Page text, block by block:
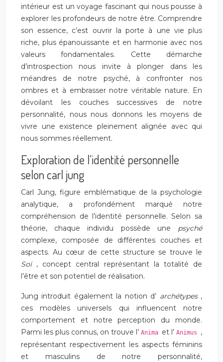
intérieur est un voyage fascinant qui nous pousse à
explorer les profondeurs de notre être. Comprendre
son essence, c’est ouvrir la porte à une vie plus
riche, plus épanouissante et en harmonie avec nos
valeurs fondamentales. Cette démarche
d’introspection nous invite à plonger dans les
méandres de notre psyché, à confronter nos
ombres et à embrasser notre véritable nature. En
dévoilant les couches successives de notre
personnalité, nous nous donnons les moyens de
vivre une existence pleinement alignée avec qui
nous sommes réellement.
Exploration de l’identité personnelle
selon carl jung
Carl Jung, figure emblématique de la psychologie
analytique, a profondément marqué notre
compréhension de l’identité personnelle. Selon sa
théorie, chaque individu possède une psyché
complexe, composée de différentes couches et
aspects. Au cœur de cette structure se trouve le
Soi , concept central représentant la totalité de
l’être et son potentiel de réalisation.
Jung introduit également la notion d’ archétypes ,
ces modèles universels qui influencent notre
comportement et notre perception du monde.
Parmi les plus connus, on trouve l’ Anima et l’ Animus ,
représentant respectivement les aspects féminins
et masculins de notre personnalité,